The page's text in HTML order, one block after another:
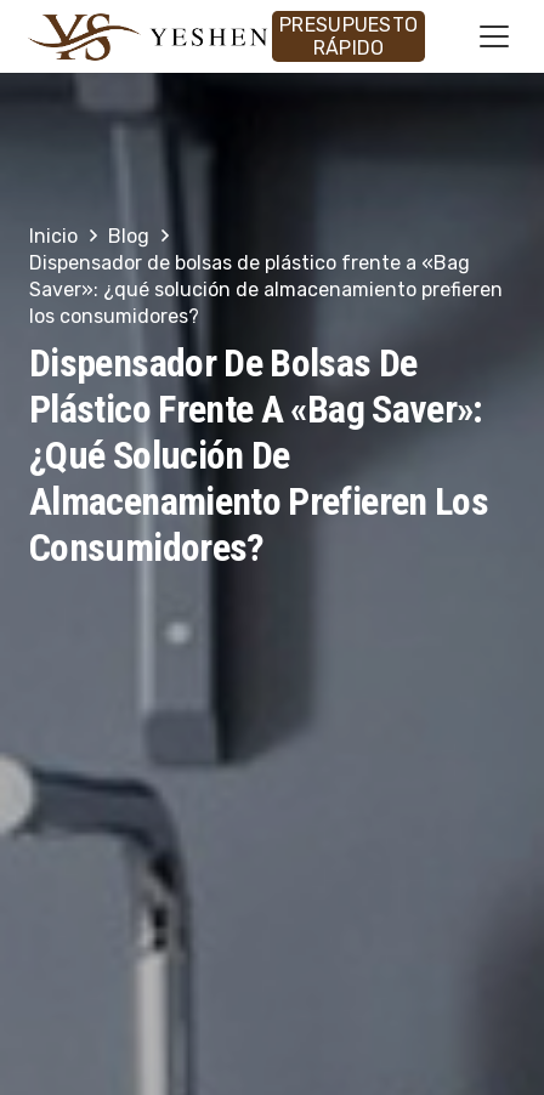
PRESUPUESTO
RÁPIDO
Inicio
Blog
Dispensador de bolsas de plástico frente a «Bag
Saver»: ¿qué solución de almacenamiento prefieren
los consumidores?
Dispensador De Bolsas De
Plástico Frente A «Bag Saver»:
¿qué Solución De
Almacenamiento Prefieren Los
Consumidores?